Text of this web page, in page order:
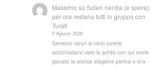
Massimo suSoleri rientra (e spera),
per ora restano tutti in gruppo con
Turati
5 Agosto 2026
Servono cloun al circo potete
accomodarvi visto lo schifo con cui avete
giocato la scorsa stagione pietosi e ora